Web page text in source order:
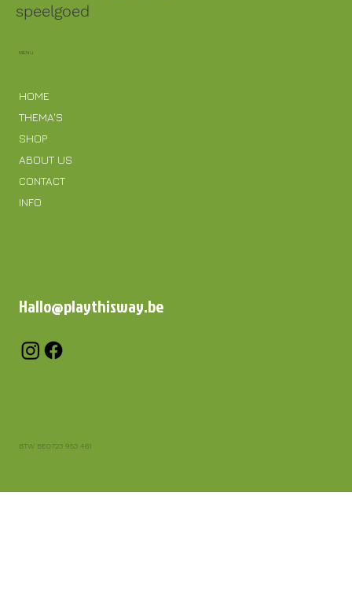
speelgoed
MENU
HOME
THEMA'S
SHOP
ABOUT US
CONTACT
INFO
Hallo@playthisway.be
BTW BE0723 953 461